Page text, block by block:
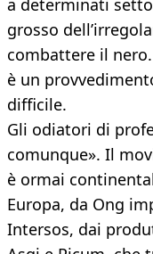
a determinati
grosso
combattere il
è un
difficile.
Gli odiatori di
comunque». Il
è ormai
Europa, da Ong
Intersos, dai